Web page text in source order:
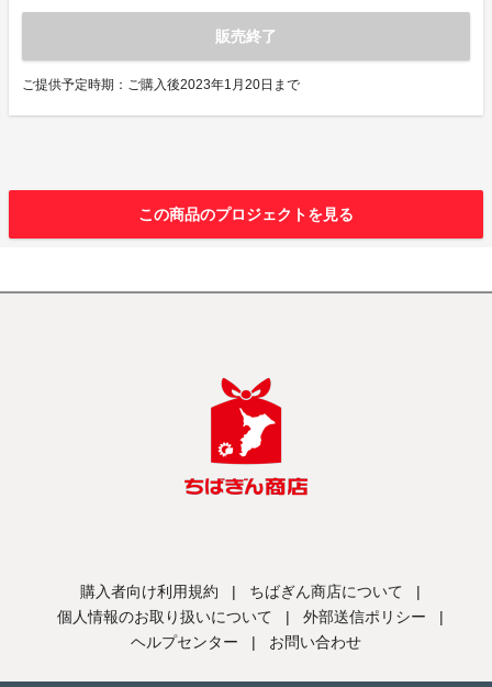
販売終了
ご提供予定時期：ご購入後2023年1月20日まで
この商品のプロジェクトを見る
購入者向け利用規約 | ちばぎん商店について
|
個人情報のお取り扱いについて
| 外部送信ポリシー
|
ヘルプセンター
| お問い合わせ